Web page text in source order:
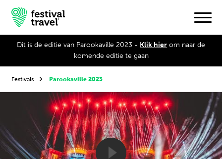
Experience
Contact
Dit is de editie van Parookaville 2023 - Klik hier om naar de
komende editie te gaan
Festivals Parookaville 2023